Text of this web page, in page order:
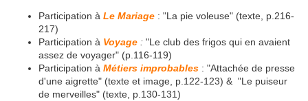
Participation à Le Mariage : "La pie voleuse" (texte, p.216-
217)
Participation à Voyage : "Le club des frigos qui en avaient
assez de voyager" (p.116-119)
Participation à Métiers improbables : "Attachée de presse
d'une aigrette" (texte et image, p.122-123) & "Le puiseur
de merveilles" (texte, p.130-131)